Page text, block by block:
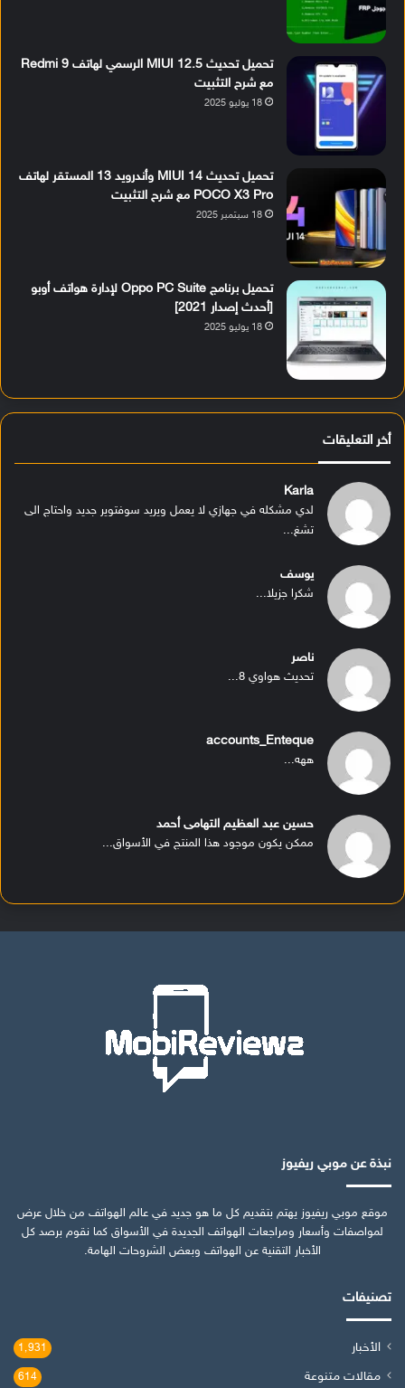
تحميل تحديث MIUI 12.5 الرسمي لهاتف Redmi 9
مع شرح التثبيت
18 يوليو 2025
تحميل تحديث MIUI 14 وأندرويد 13 المستقر لهاتف
POCO X3 Pro مع شرح التثبيت
18 سبتمبر 2025
تحميل برنامج Oppo PC Suite لإدارة هواتف أوبو
[أحدث إصدار 2021]
18 يوليو 2025
أخر التعليقات
Karla
لدي مشكله في جهازي لا يعمل ويريد سوفتوير جديد واحتاج الى
تشغ...
يوسف
شكرا جزيلا...
ناصر
تحديث هواوي 8...
accounts_Enteque
ههه...
حسين عبد العظيم التهامى أحمد
ممكن يكون موجود هذا المنتج في الأسواق...
نبذة عن موبي ريفيوز
موقع موبي ريفيوز يهتم بتقديم كل ما هو جديد في عالم الهواتف من خلال عرض
لمواصفات وأسعار ومراجعات الهواتف الجديدة في الأسواق كما نقوم برصد كل
الأخبار التقنية عن الهواتف وبعض الشروحات الهامة.
تصنيفات
الأخبار 1٬931
مقالات متنوعة 614